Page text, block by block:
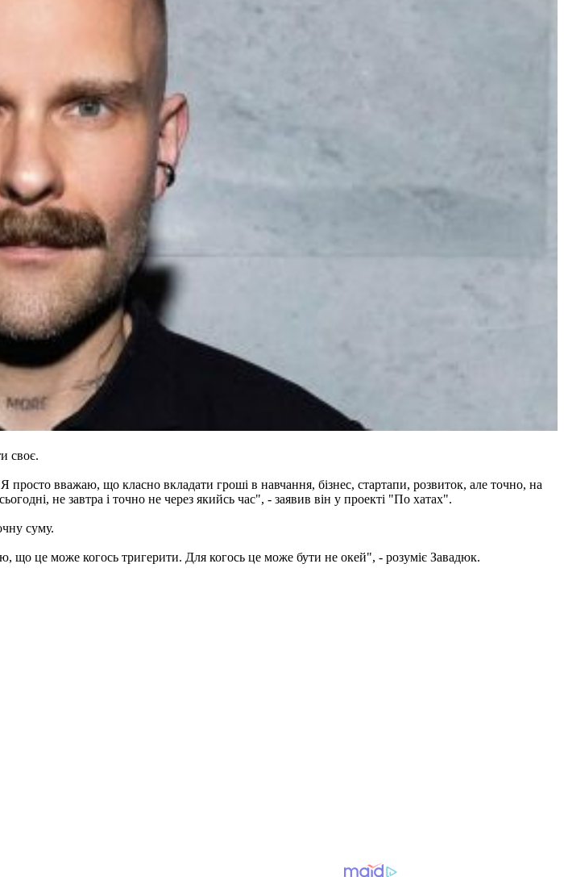
своє.
вважаю, що класно вкладати гроші в навчання, бізнес, стартапи, розвиток, але точно, на
не завтра і точно не через якийсь час", - заявив він у проекті "По хатах".
суму.
що це може когось тригерити. Для когось це може бути не окей", - розуміє Завадюк.